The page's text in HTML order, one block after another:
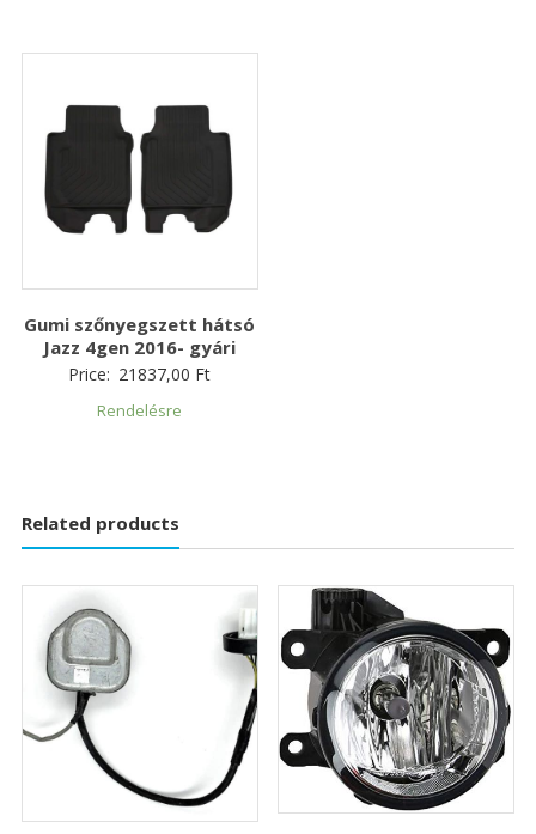
Gumi szőnyegszett hátsó
Jazz 4gen 2016- gyári
Price: 21837,00 Ft
Rendelésre
Related products